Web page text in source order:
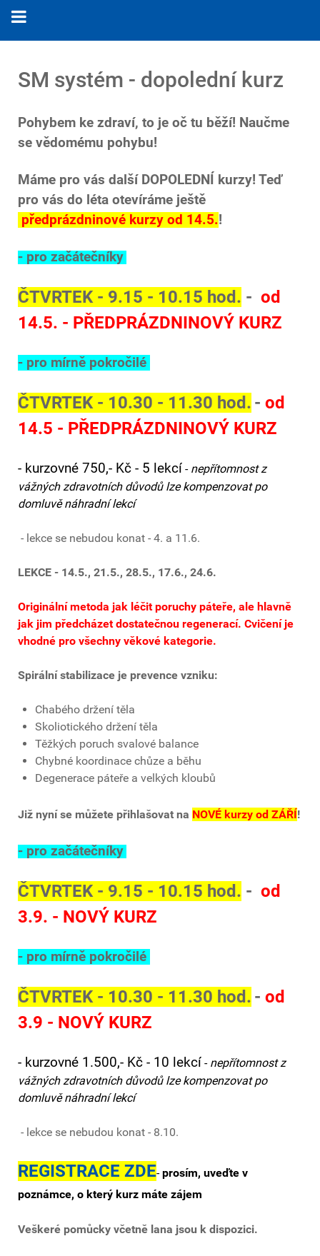
SM systém - dopolední kurz
Pohybem ke zdraví, to je oč tu běží! Naučme
se vědomému pohybu!
Máme pro vás další DOPOLEDNÍ kurzy! Teď
pro vás do léta otevíráme ještě
předprázdninové kurzy od 14.5.!
- pro začátečníky
ČTVRTEK - 9.15 - 10.15 hod. - od
14.5. - PŘEDPRÁZDNINOVÝ KURZ
- pro mírně pokročilé
ČTVRTEK - 10.30 - 11.30 hod. - od
14.5 - PŘEDPRÁZDNINOVÝ KURZ
- kurzovné 750,- Kč - 5 lekcí - nepřítomnost z
vážných zdravotních důvodů lze kompenzovat po
domluvě náhradní lekcí
- lekce se nebudou konat - 4. a 11.6.
LEKCE - 14.5., 21.5., 28.5., 17.6., 24.6.
Originální metoda jak léčit poruchy páteře, ale hlavně
jak jim předcházet dostatečnou regenerací. Cvičení je
vhodné pro všechny věkové kategorie.
Spirální stabilizace je prevence vzniku:
Chabého držení těla
Skoliotického držení těla
Těžkých poruch svalové balance
Chybné koordinace chůze a běhu
Degenerace páteře a velkých kloubů
Již nyní se můžete přihlašovat na NOVÉ kurzy od ZÁŘÍ!
- pro začátečníky
ČTVRTEK - 9.15 - 10.15 hod. - od
3.9. - NOVÝ KURZ
- pro mírně pokročilé
ČTVRTEK - 10.30 - 11.30 hod. - od
3.9 - NOVÝ KURZ
- kurzovné 1.500,- Kč - 10 lekcí - nepřítomnost z
vážných zdravotních důvodů lze kompenzovat po
domluvě náhradní lekcí
- lekce se nebudou konat - 8.10.
REGISTRACE ZDE-prosím, uveďte v
poznámce, o který kurz máte zájem
Veškeré pomůcky včetně lana jsou k dispozici.